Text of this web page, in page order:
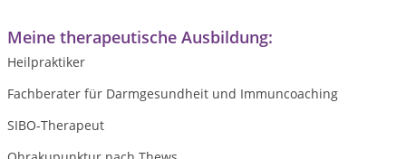
Meine therapeutische Ausbildung:
Heilpraktiker
Fachberater für Darmgesundheit und Immuncoaching
SIBO-Therapeut